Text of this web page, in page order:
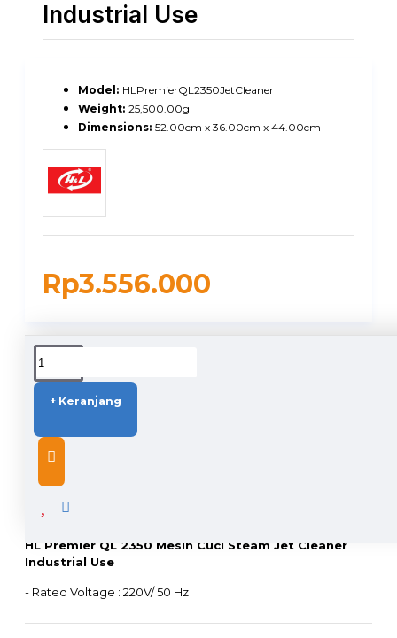
Industrial Use
Rp3.556.000
Model: HLPremierQL2350JetCleaner
Weight: 25,500.00g
Dimensions: 52.00cm x 36.00cm x 44.00cm
+ Keranjang
DUKUNGAN PENGIRIMAN
DESCRIPTION
HL Premier QL 2350 Mesin Cuci Steam Jet Cleaner
Industrial Use
- Rated Voltage : 220V/ 50 Hz
- Rated Input Power : 1700 Watt
- Motor Speed : 2800 Rpm